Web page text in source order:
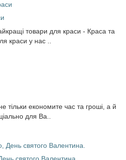
товари для краси - Краса та
краси у нас ..
тільки економите час та гроші, а й
для Ва..